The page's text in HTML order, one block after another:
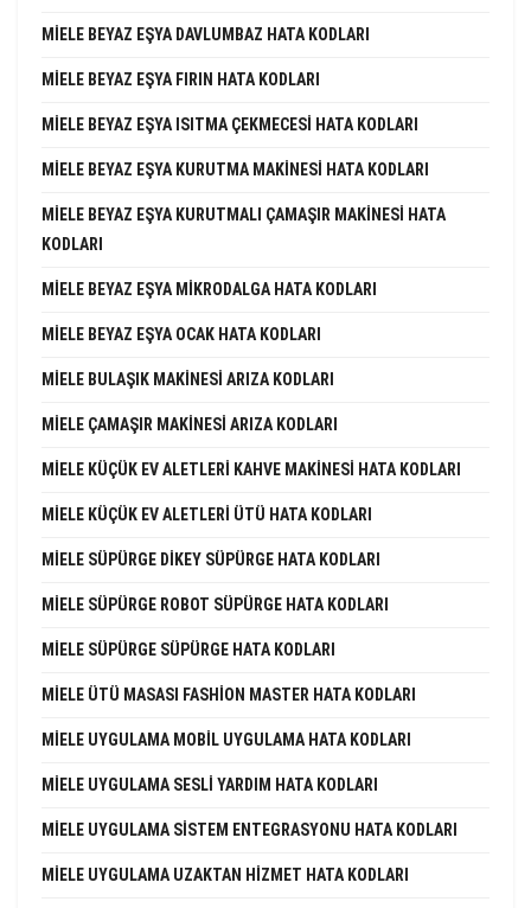
MIELE BEYAZ EŞYA DAVLUMBAZ HATA KODLARI
MIELE BEYAZ EŞYA FIRIN HATA KODLARI
MIELE BEYAZ EŞYA ISITMA ÇEKMECESI HATA KODLARI
MIELE BEYAZ EŞYA KURUTMA MAKINESI HATA KODLARI
MIELE BEYAZ EŞYA KURUTMALI ÇAMAŞIR MAKINESI HATA
KODLARI
MIELE BEYAZ EŞYA MIKRODALGA HATA KODLARI
MIELE BEYAZ EŞYA OCAK HATA KODLARI
MIELE BULAŞIK MAKINESI ARIZA KODLARI
MIELE ÇAMAŞIR MAKINESI ARIZA KODLARI
MIELE KÜÇÜK EV ALETLERI KAHVE MAKINESI HATA KODLARI
MIELE KÜÇÜK EV ALETLERI ÜTÜ HATA KODLARI
MIELE SÜPÜRGE DIKEY SÜPÜRGE HATA KODLARI
MIELE SÜPÜRGE ROBOT SÜPÜRGE HATA KODLARI
MIELE SÜPÜRGE SÜPÜRGE HATA KODLARI
MIELE ÜTÜ MASASI FASHION MASTER HATA KODLARI
MIELE UYGULAMA MOBIL UYGULAMA HATA KODLARI
MIELE UYGULAMA SESLI YARDIM HATA KODLARI
MIELE UYGULAMA SISTEM ENTEGRASYONU HATA KODLARI
MIELE UYGULAMA UZAKTAN HIZMET HATA KODLARI